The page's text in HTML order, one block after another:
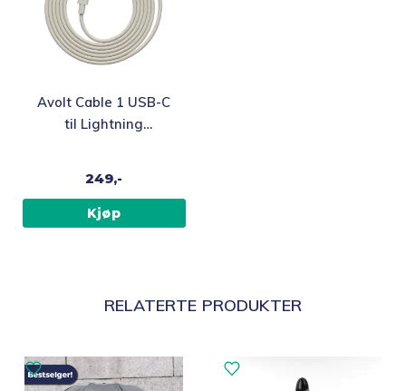
Avolt Cable 1 USB-C
til Lightning
249,-
Kjøp
RELATERTE PRODUKTER